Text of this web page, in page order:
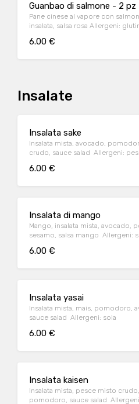
Guanbao di salmone - 2 pz
Pane cinese al vapore con
insalata, salsa rosa
6.00 €
Insalate
Insalata sake
Insalata mista, avocado,
crudo, sauce salad Allergeni:
6.00 €
Insalata di mango
Mango, insalata mista, avocado,
sesamo, salsa mango Allergeni:
6.00 €
Insalata yasai
Insalata mista, mais, pomodoro,
sauce salad Allergeni: soia
6.00 €
Insalata kaisen
Insalata mista, pesce misto
pomodoro, sauce salad